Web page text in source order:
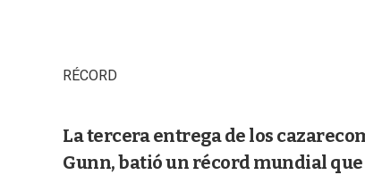
RÉCORD
La tercera entrega de los
Gunn, batió un récord mundial